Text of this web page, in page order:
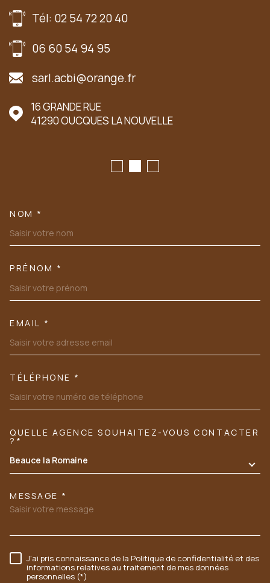
Tél: 02 54 72 20 40
06 60 54 94 95
sarl.acbi@orange.fr
16 GRANDE RUE
41290 OUCQUES LA NOUVELLE
NOM *
PRÉNOM *
EMAIL *
TÉLÉPHONE *
TRAD_MELTEM_VOREDEMANDE
QUELLE AGENCE SOUHAITEZ-VOUS CONTACTER
?*
Beauce la Romaine
MESSAGE *
RÈGLEMENTATION
J'ai pris connaissance de la Politique de confidentialité et des
informations relatives au traitement de mes données
personnelles (*)